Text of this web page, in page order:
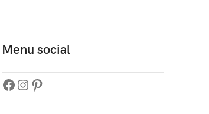
Menu social